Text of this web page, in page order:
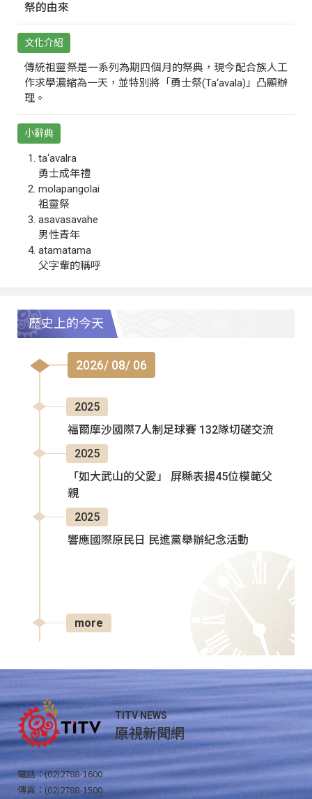
祭的由來
文化介紹
傳統祖靈祭是一系列為期四個月的祭典，現今配合族人工
作求學濃縮為一天，並特別將「勇士祭(Ta‘avala)」凸顯辦
理。
小辭典
ta‘avalra
勇士成年禮
molapangolai
祖靈祭
asavasavahe
男性青年
atamatama
父字輩的稱呼
歷史上的今天
2026/ 08/ 06
2025
福爾摩沙國際7人制足球賽 132隊切磋交流
2025
「如大武山的父愛」 屏縣表揚45位模範父
親
2025
響應國際原民日 民進黨舉辦紀念活動
more
TITV NEWS
原視新聞網
電話：(02)2788-1600
傳真：(02)2788-1500